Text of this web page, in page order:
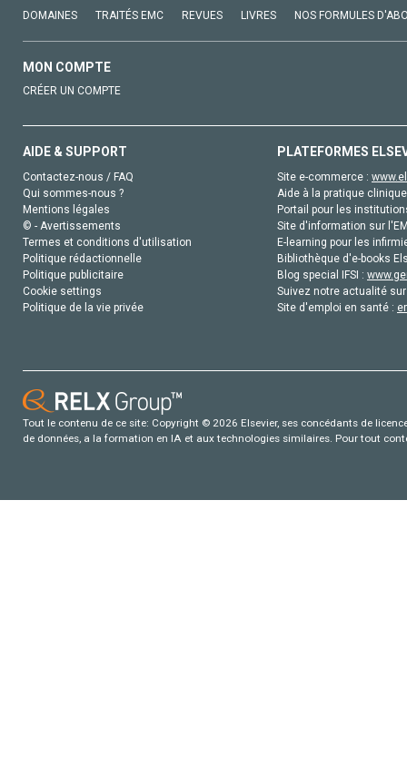
DOMAINES TRAITÉS EMC REVUES LIVRES NOS FORMULES
MON COMPTE
CRÉER UN COMPTE
AIDE & SUPPORT
Contactez-nous / FAQ
Qui sommes-nous ?
Mentions légales
© - Avertissements
Termes et conditions d'utilisation
Politique rédactionnelle
Politique publicitaire
Cookie settings
Politique de la vie privée
PLATEFORMES
Site e-commerce :
Aide à la pratique
Portail pour les
Site d'information sur
E-learning pour les
Bibliothèque d'e-books
Blog special IFSI :
Suivez notre actualité
Site d'emploi en santé :
Tout le contenu de ce site: Copyright © 2026 Elsevier, ses concédants de
de données, a la formation en IA et aux technologies similaires. Pour tout